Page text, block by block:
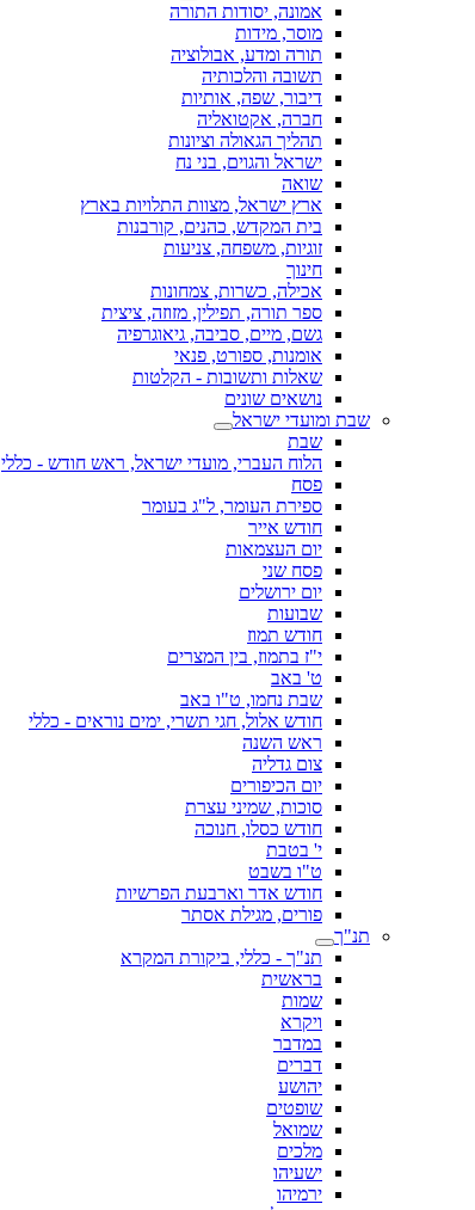
אמונה, יסודות התורה
מוסר, מידות
תורה ומדע, אבולוציה
תשובה והלכותיה
דיבור, שפה, אותיות
חברה, אקטואליה
תהליך הגאולה וציונות
ישראל והגוים, בני נח
שואה
ארץ ישראל, מצוות התלויות בארץ
בית המקדש, כהנים, קורבנות
זוגיות, משפחה, צניעות
חינוך
אכילה, כשרות, צמחונות
ספר תורה, תפילין, מזוזה, ציצית
גשם, מיים, סביבה, גיאוגרפיה
אומנות, ספורט, פנאי
שאלות ותשובות - הקלטות
נושאים שונים
שבת ומועדי ישראל
שבת
הלוח העברי, מועדי ישראל, ראש חודש - כללי
פסח
ספירת העומר, ל"ג בעומר
חודש אייר
יום העצמאות
פסח שני
יום ירושלים
שבועות
חודש תמוז
י"ז בתמוז, בין המצרים
ט' באב
שבת נחמו, ט"ו באב
חודש אלול, חגי תשרי, ימים נוראים - כללי
ראש השנה
צום גדליה
יום הכיפורים
סוכות, שמיני עצרת
חודש כסלו, חנוכה
י' בטבת
ט"ו בשבט
חודש אדר וארבעת הפרשיות
פורים, מגילת אסתר
תנ"ך
תנ"ך - כללי, ביקורת המקרא
בראשית
שמות
ויקרא
במדבר
דברים
יהושע
שופטים
שמואל
מלכים
ישעיהו
ירמיהו